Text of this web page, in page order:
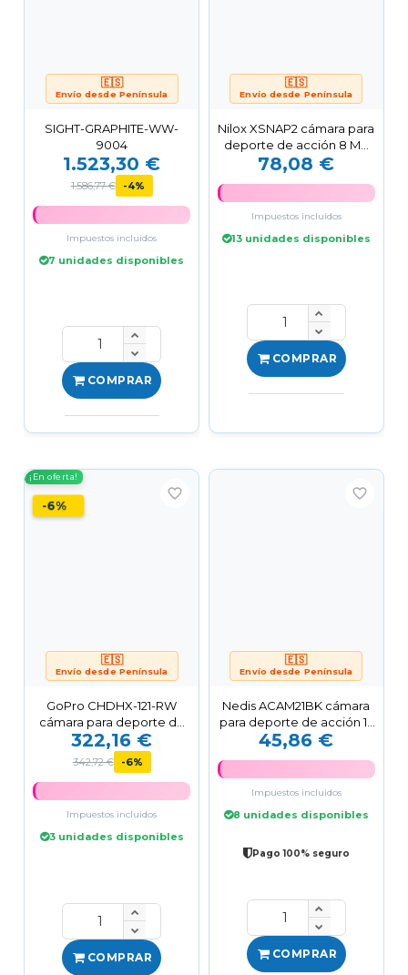
🇪🇸
Envío desde Península
SIGHT-GRAPHITE-WW-
9004
1.523,30 €
1.586,77 € -4%
Impuestos incluidos
7 unidades disponibles
COMPRAR
🇪🇸
Envío desde Península
Nilox XSNAP2 cámara para
deporte de acción 8 MP
4K Ultra HD CMOS...
78,08 €
Impuestos incluidos
13 unidades disponibles
COMPRAR
¡En oferta!
-6%
🇪🇸
Envío desde Península
favorite_border
GoPro CHDHX-121-RW
cámara para deporte de
acción 27 MP 5K Ultra HD...
322,16 €
342,72 € -6%
Impuestos incluidos
3 unidades disponibles
COMPRAR
🇪🇸
Envío desde Península
favorite_border
Nedis ACAM21BK cámara
para deporte de acción 12
MP Full HD Wifi 60 g
45,86 €
Impuestos incluidos
8 unidades disponibles
Pago 100% seguro
COMPRAR